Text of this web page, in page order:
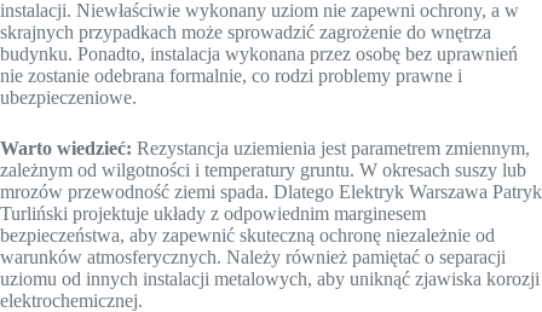
instalacji. Niewłaściwie wykonany uziom nie zapewni ochrony, a w
skrajnych przypadkach może sprowadzić zagrożenie do wnętrza
budynku. Ponadto, instalacja wykonana przez osobę bez uprawnień
nie zostanie odebrana formalnie, co rodzi problemy prawne i
ubezpieczeniowe.
Warto wiedzieć: Rezystancja uziemienia jest parametrem zmiennym,
zależnym od wilgotności i temperatury gruntu. W okresach suszy lub
mrozów przewodność ziemi spada. Dlatego Elektryk Warszawa Patryk
Turliński projektuje układy z odpowiednim marginesem
bezpieczeństwa, aby zapewnić skuteczną ochronę niezależnie od
warunków atmosferycznych. Należy również pamiętać o separacji
uziomu od innych instalacji metalowych, aby uniknąć zjawiska korozji
elektrochemicznej.